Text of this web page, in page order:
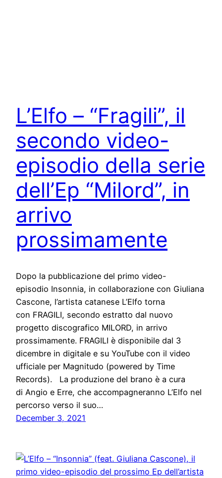
L’Elfo – “Fragili”, il
secondo video-
episodio della serie
dell’Ep “Milord”, in
arrivo
prossimamente
Dopo la pubblicazione del primo video-
episodio Insonnia, in collaborazione con Giuliana
Cascone, l’artista catanese L’Elfo torna
con FRAGILI, secondo estratto dal nuovo
progetto discografico MILORD, in arrivo
prossimamente. FRAGILI è disponibile dal 3
dicembre in digitale e su YouTube con il video
ufficiale per Magnitudo (powered by Time
Records). La produzione del brano è a cura
di Angio e Erre, che accompagneranno L’Elfo nel
percorso verso il suo…
December 3, 2021